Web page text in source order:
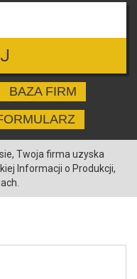
BAZA FIRM
Twoja firma uzyska
Informacji o Produkcji,